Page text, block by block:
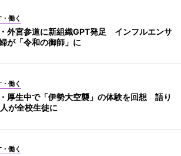
働く
外宮参道に新組織GPT発足 インフルエンサ
が「令和の御師」に
働く
厚生中で「伊勢大空襲」の体験を回想 語り
が全校生徒に
働く